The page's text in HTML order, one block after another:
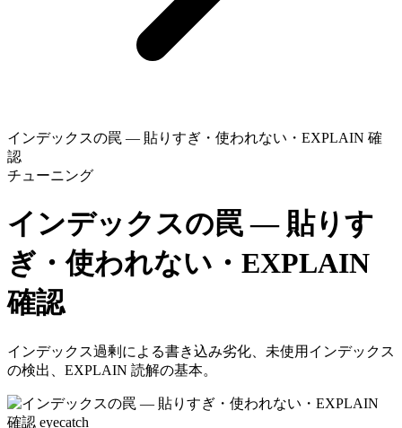
インデックスの罠 — 貼りすぎ・使われない・EXPLAIN 確
認
チューニング
インデックスの罠 — 貼りす
ぎ・使われない・EXPLAIN
確認
インデックス過剰による書き込み劣化、未使用インデックス
の検出、EXPLAIN 読解の基本。